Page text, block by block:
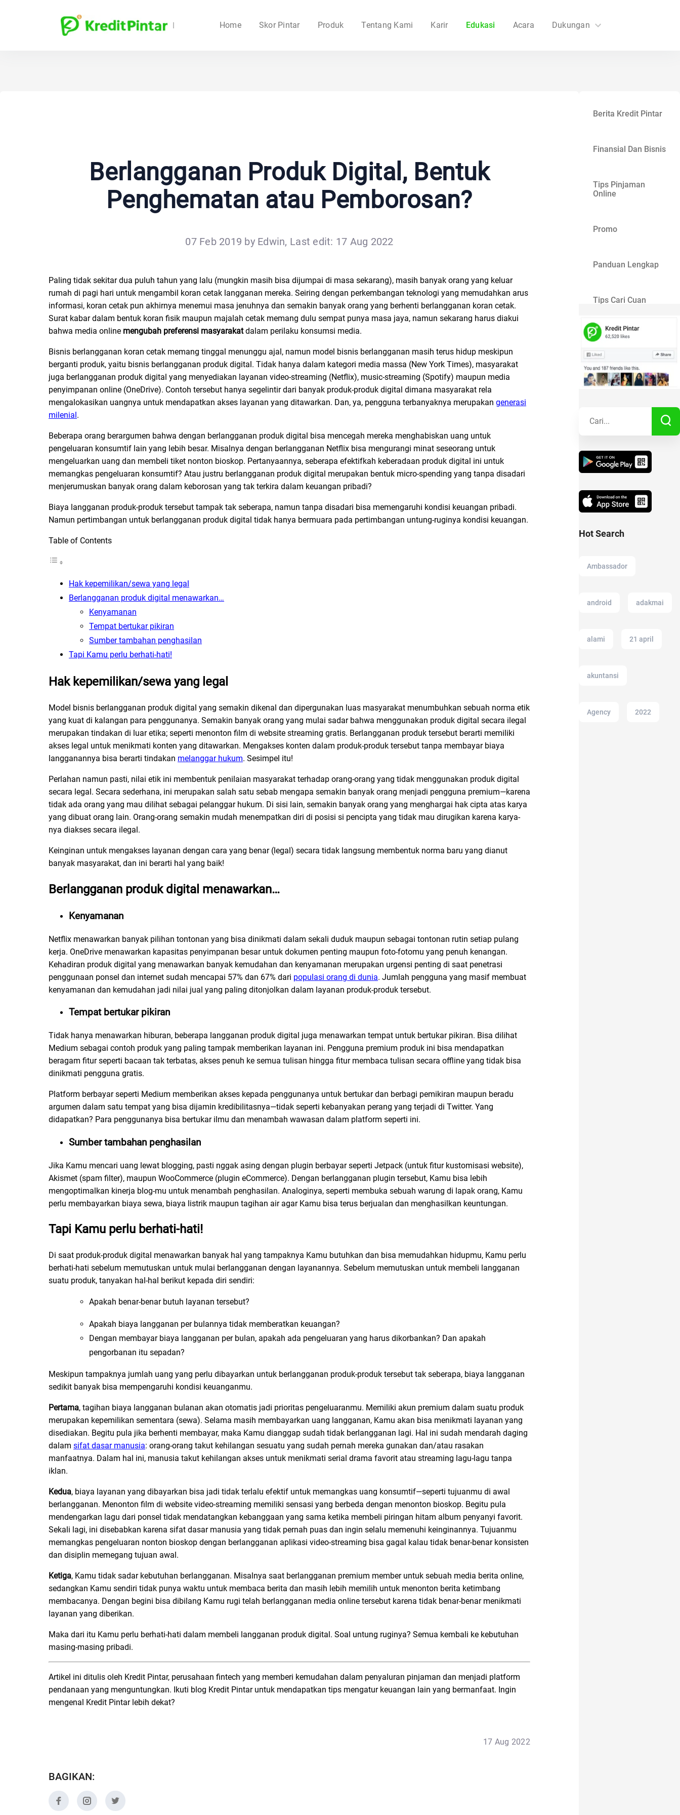
Home Skor Pintar Produk Tentang Kami Karir Edukasi Acara Dukungan
Berlangganan Produk Digital, Bentuk
Penghematan atau Pemborosan?
07 Feb 2019 by Edwin, Last edit: 17 Aug 2022
Paling tidak sekitar dua puluh tahun yang lalu (mungkin masih bisa dijumpai di masa sekarang), masih banyak orang yang keluar
rumah di pagi hari untuk mengambil koran cetak langganan mereka. Seiring dengan perkembangan teknologi yang memudahkan arus
informasi, koran cetak pun akhirnya menemui masa jenuhnya dan semakin banyak orang yang berhenti berlangganan koran cetak.
Surat kabar dalam bentuk koran fisik maupun majalah cetak memang dulu sempat punya masa jaya, namun sekarang harus diakui
bahwa media online mengubah preferensi masyarakatdalam perilaku konsumsi media.
Bisnis berlangganan koran cetak memang tinggal menunggu ajal, namun model bisnis berlangganan masih terus hidup meskipun
berganti produk, yaitu bisnis berlangganan produk digital. Tidak hanya dalam kategori media massa (New York Times), masyarakat
juga berlangganan produk digital yang menyediakan layanan video-streaming (Netflix), music-streaming (Spotify) maupun media
penyimpanan online (OneDrive). Contoh tersebut hanya segelintir dari banyak produk-produk digital dimana masyarakat rela
mengalokasikan uangnya untuk mendapatkan akses layanan yang ditawarkan. Dan, ya, pengguna terbanyaknya merupakan generasi
milenial .
Beberapa orang berargumen bahwa dengan berlangganan produk digital bisa mencegah mereka menghabiskan uang untuk
pengeluaran konsumtif lain yang lebih besar. Misalnya dengan berlangganan Netflix bisa mengurangi minat seseorang untuk
mengeluarkan uang dan membeli tiket nonton bioskop. Pertanyaannya, seberapa efektifkah keberadaan produk digital ini untuk
memangkas pengeluaran konsumtif? Atau justru berlangganan produk digital merupakan bentuk micro-spending yang tanpa disadari
menjerumuskan banyak orang dalam keborosan yang tak terkira dalam keuangan pribadi?
Biaya langganan produk-produk tersebut tampak tak seberapa, namun tanpa disadari bisa memengaruhi kondisi keuangan pribadi.
Namun pertimbangan untuk berlangganan produk digital tidak hanya bermuara pada pertimbangan untung-ruginya kondisi keuangan.
Table of Contents
Hak kepemilikan/sewa yang legal
Berlangganan produk digital menawarkan…
Kenyamanan
Tempat bertukar pikiran
Sumber tambahan penghasilan
Tapi Kamu perlu berhati-hati!
Hak kepemilikan/sewa yang legal
Model bisnis berlangganan produk digital yang semakin dikenal dan dipergunakan luas masyarakat menumbuhkan sebuah norma etik
yang kuat di kalangan para penggunanya. Semakin banyak orang yang mulai sadar bahwa menggunakan produk digital secara ilegal
merupakan tindakan di luar etika; seperti menonton film di website streaming gratis. Berlangganan produk tersebut berarti memiliki
akses legal untuk menikmati konten yang ditawarkan. Mengakses konten dalam produk-produk tersebut tanpa membayar biaya
langganannya bisa berarti tindakan melanggar hukum. Sesimpel itu!
Perlahan namun pasti, nilai etik ini membentuk penilaian masyarakat terhadap orang-orang yang tidak menggunakan produk digital
secara legal. Secara sederhana, ini merupakan salah satu sebab mengapa semakin banyak orang menjadi pengguna premium—karena
tidak ada orang yang mau dilihat sebagai pelanggar hukum. Di sisi lain, semakin banyak orang yang menghargai hak cipta atas karya
yang dibuat orang lain. Orang-orang semakin mudah menempatkan diri di posisi si pencipta yang tidak mau dirugikan karena karya-
nya diakses secara ilegal.
Keinginan untuk mengakses layanan dengan cara yang benar (legal) secara tidak langsung membentuk norma baru yang dianut
banyak masyarakat, dan ini berarti hal yang baik!
Berlangganan produk digital menawarkan…
Kenyamanan
Netflix menawarkan banyak pilihan tontonan yang bisa dinikmati dalam sekali duduk maupun sebagai tontonan rutin setiap pulang
kerja. OneDrive menawarkan kapasitas penyimpanan besar untuk dokumen penting maupun foto-fotomu yang penuh kenangan.
Kehadiran produk digital yang menawarkan banyak kemudahan dan kenyamanan merupakan urgensi penting di saat penetrasi
penggunaan ponsel dan internet sudah mencapai 57% dan 67% dari populasi orang di dunia. Jumlah pengguna yang masif membuat
kenyamanan dan kemudahan jadi nilai jual yang paling ditonjolkan dalam layanan produk-produk tersebut.
Tempat bertukar pikiran
Tidak hanya menawarkan hiburan, beberapa langganan produk digital juga menawarkan tempat untuk bertukar pikiran. Bisa dilihat
Medium sebagai contoh produk yang paling tampak memberikan layanan ini. Pengguna premium produk ini bisa mendapatkan
beragam fitur seperti bacaan tak terbatas, akses penuh ke semua tulisan hingga fitur membaca tulisan secara offline yang tidak bisa
dinikmati pengguna gratis.
Platform berbayar seperti Medium memberikan akses kepada penggunanya untuk bertukar dan berbagi pemikiran maupun beradu
argumen dalam satu tempat yang bisa dijamin kredibilitasnya—tidak seperti kebanyakan perang yang terjadi di Twitter. Yang
didapatkan? Para penggunanya bisa bertukar ilmu dan menambah wawasan dalam platform seperti ini.
Sumber tambahan penghasilan
Jika Kamu mencari uang lewat blogging, pasti nggak asing dengan plugin berbayar seperti Jetpack (untuk fitur kustomisasi website),
Akismet (spam filter), maupun WooCommerce (plugin eCommerce). Dengan berlangganan plugin tersebut, Kamu bisa lebih
mengoptimalkan kinerja blog-mu untuk menambah penghasilan. Analoginya, seperti membuka sebuah warung di lapak orang, Kamu
perlu membayarkan biaya sewa, biaya listrik maupun tagihan air agar Kamu bisa terus berjualan dan menghasilkan keuntungan.
Tapi Kamu perlu berhati-hati!
Di saat produk-produk digital menawarkan banyak hal yang tampaknya Kamu butuhkan dan bisa memudahkan hidupmu, Kamu perlu
berhati-hati sebelum memutuskan untuk mulai berlangganan dengan layanannya. Sebelum memutuskan untuk membeli langganan
suatu produk, tanyakan hal-hal berikut kepada diri sendiri:
Apakah benar-benar butuh layanan tersebut?
Apakah biaya langganan per bulannya tidak memberatkan keuangan?
Dengan membayar biaya langganan per bulan, apakah ada pengeluaran yang harus dikorbankan? Dan apakah
pengorbanan itu sepadan?
Meskipun tampaknya jumlah uang yang perlu dibayarkan untuk berlangganan produk-produk tersebut tak seberapa, biaya langganan
sedikit banyak bisa mempengaruhi kondisi keuanganmu.
Pertama, tagihan biaya langganan bulanan akan otomatis jadi prioritas pengeluaranmu. Memiliki akun premium dalam suatu produk
merupakan kepemilikan sementara (sewa). Selama masih membayarkan uang langganan, Kamu akan bisa menikmati layanan yang
disediakan. Begitu pula jika berhenti membayar, maka Kamu dianggap sudah tidak berlangganan lagi. Hal ini sudah mendarah daging
dalam sifat dasar manusia: orang-orang takut kehilangan sesuatu yang sudah pernah mereka gunakan dan/atau rasakan
manfaatnya. Dalam hal ini, manusia takut kehilangan akses untuk menikmati serial drama favorit atau streaming lagu-lagu tanpa
iklan.
Kedua, biaya layanan yang dibayarkan bisa jadi tidak terlalu efektif untuk memangkas uang konsumtif—seperti tujuanmu di awal
berlangganan. Menonton film di website video-streaming memiliki sensasi yang berbeda dengan menonton bioskop. Begitu pula
mendengarkan lagu dari ponsel tidak mendatangkan kebanggaan yang sama ketika membeli piringan hitam album penyanyi favorit.
Sekali lagi, ini disebabkan karena sifat dasar manusia yang tidak pernah puas dan ingin selalu memenuhi keinginannya. Tujuanmu
memangkas pengeluaran nonton bioskop dengan berlangganan aplikasi video-streaming bisa gagal kalau tidak benar-benar konsisten
dan disiplin memegang tujuan awal.
Ketiga, Kamu tidak sadar kebutuhan berlangganan. Misalnya saat berlangganan premium member untuk sebuah media berita online,
sedangkan Kamu sendiri tidak punya waktu untuk membaca berita dan masih lebih memilih untuk menonton berita ketimbang
membacanya. Dengan begini bisa dibilang Kamu rugi telah berlangganan media online tersebut karena tidak benar-benar menikmati
layanan yang diberikan.
Maka dari itu Kamu perlu berhati-hati dalam membeli langganan produk digital. Soal untung ruginya? Semua kembali ke kebutuhan
masing-masing pribadi.
Artikel ini ditulis oleh Kredit Pintar, perusahaan fintech yang memberi kemudahan dalam penyaluran pinjaman dan menjadi platform
pendanaan yang menguntungkan. Ikuti blog Kredit Pintar untuk mendapatkan tips mengatur keuangan lain yang bermanfaat. Ingin
mengenal Kredit Pintar lebih dekat?
17 Aug 2022
BAGIKAN:
Berita Kredit Pintar
Finansial Dan Bisnis
Tips Pinjaman
Online
Promo
Panduan Lengkap
Tips Cari Cuan
Gaya Hidup
Kisah Sukses
Hot Search
Ambassador
android adakmai
alami 21 april
akuntansi
Agency 2022